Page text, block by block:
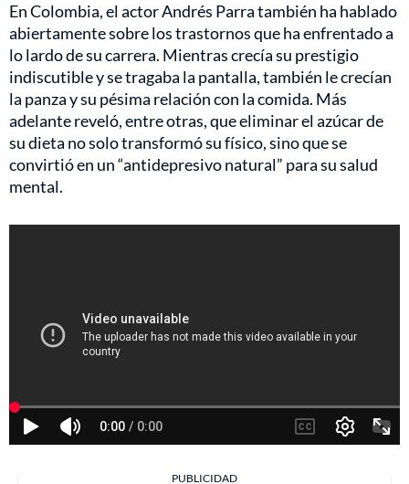
En Colombia, el actor Andrés Parra también ha hablado
abiertamente sobre los trastornos que ha enfrentado a
lo lardo de su carrera. Mientras crecía su prestigio
indiscutible y se tragaba la pantalla, también le crecían
la panza y su pésima relación con la comida. Más
adelante reveló, entre otras, que eliminar el azúcar de
su dieta no solo transformó su físico, sino que se
convirtió en un “antidepresivo natural” para su salud
mental.
PUBLICIDAD